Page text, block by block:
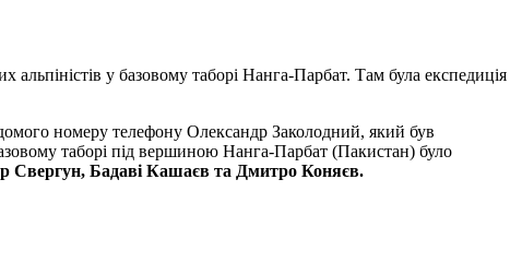
альпіністів у базовому таборі Нанга-Парбат. Там була експедиція
номеру телефону Олександр Заколодний, який був
таборі під вершиною Нанга-Парбат (Пакистан) було
Свергун, Бадаві Кашаєв та Дмитро Коняєв.